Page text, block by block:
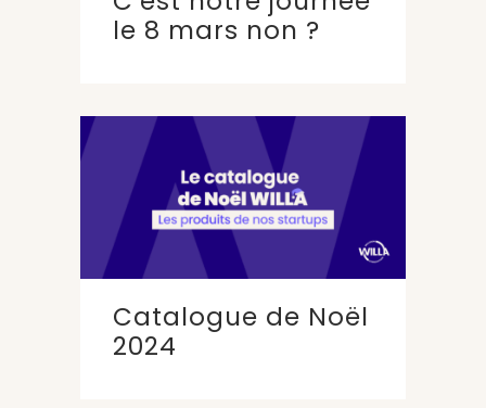
le 8 mars non ?
Catalogue de Noël
2024